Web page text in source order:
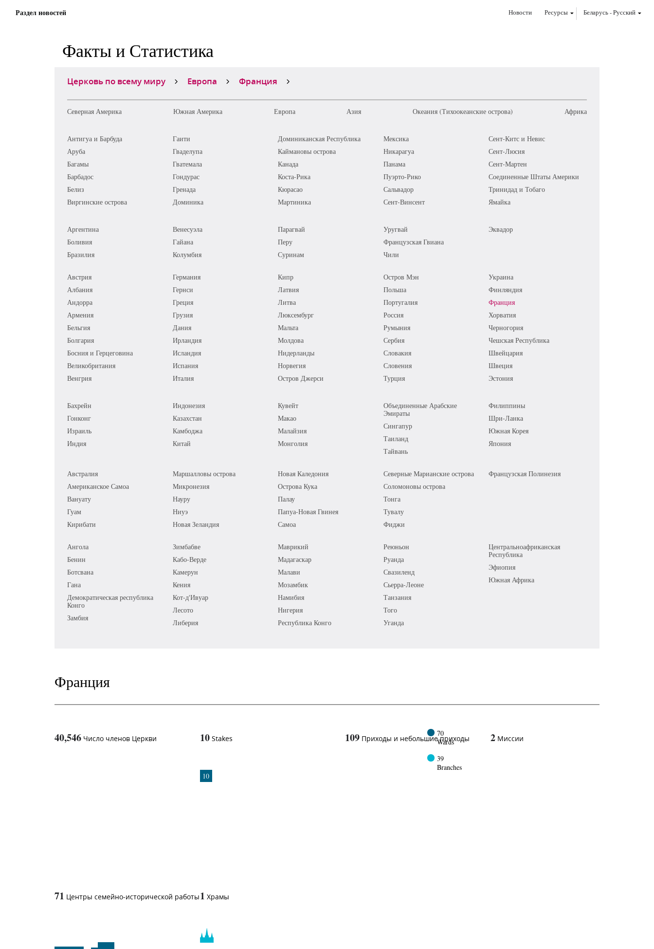
Раздел новостей Новости Ресурсы Беларусь-Pусский
Факты и Статистика
Церковь по всему миру Европа Франция
Северная Америка Южная Америка Европа Азия Океания (Тихоокеанские острова) Африка
Антигуа и Барбуда
Аруба
Багамы
Барбадос
Белиз
Виргинские острова
Гаити
Гваделупа
Гватемала
Гондурас
Гренада
Доминика
Доминиканская Республика
Каймановы острова
Канада
Коста-Рика
Кюрасао
Мартиника
Мексика
Никарагуа
Панама
Пуэрто-Рико
Сальвадор
Сент-Винсент
Сент-Китс и Невис
Сент-Люсия
Сент-Мартен
Соединенные Штаты Америки
Тринидад и Тобаго
Ямайка
Аргентина
Боливия
Бразилия
Венесуэла
Гайана
Колумбия
Парагвай
Перу
Суринам
Уругвай
Французская Гвиана
Чили
Эквадор
Австрия
Албания
Андорра
Армения
Бельгия
Болгария
Босния и Герцеговина
Великобритания
Венгрия
Германия
Гернси
Греция
Грузия
Дания
Ирландия
Исландия
Испания
Италия
Кипр
Латвия
Литва
Люксембург
Мальта
Молдова
Нидерланды
Норвегия
Остров Джерси
Остров Мэн
Польша
Португалия
Россия
Румыния
Сербия
Словакия
Словения
Турция
Украина
Финляндия
Франция
Хорватия
Черногория
Чешская Республика
Швейцария
Швеция
Эстония
Бахрейн
Гонконг
Израиль
Индия
Индонезия
Казахстан
Камбоджа
Китай
Кувейт
Макао
Малайзия
Монголия
Объединенные Арабские
Эмираты
Сингапур
Таиланд
Тайвань
Филиппины
Шри-Ланка
Южная Корея
Япония
Австралия
Американское Самоа
Вануату
Гуам
Кирибати
Маршалловы острова
Микронезия
Науру
Ниуэ
Новая Зеландия
Новая Каледония
Острова Кука
Палау
Папуа-Новая Гвинея
Самоа
Северные Марианские острова
Соломоновы острова
Тонга
Тувалу
Фиджи
Французская Полинезия
Ангола
Бенин
Ботсвана
Гана
Демократическая республика
Конго
Замбия
Зимбабве
Кабо-Верде
Камерун
Кения
Кот-д'Ивуар
Лесото
Либерия
Маврикий
Мадагаскар
Малави
Мозамбик
Намибия
Нигерия
Республика Конго
Реюньон
Руанда
Свазиленд
Сьерра-Леоне
Танзания
Того
Уганда
Центральноафриканская
Республика
Эфиопия
Южная Африка
Франция
40,546 Число членов Церкви 10 Stakes
10
109 Приходы и небольшие приходы
70
Wards
39
Branches
71 Центры семейно-исторической работы1 Храмы
2 Миссии